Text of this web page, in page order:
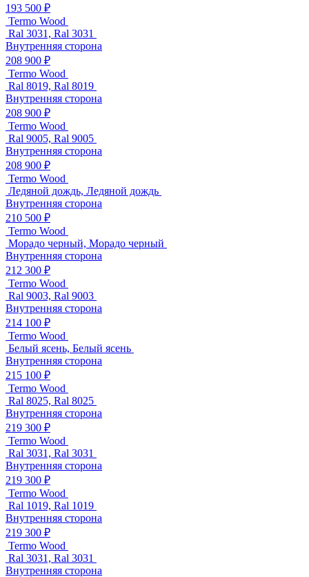
193 500 ₽
Termo Wood
Ral 3031, Ral 3031
Внутренняя сторона
208 900 ₽
Termo Wood
Ral 8019, Ral 8019
Внутренняя сторона
208 900 ₽
Termo Wood
Ral 9005, Ral 9005
Внутренняя сторона
208 900 ₽
Termo Wood
Ледяной дождь, Ледяной дождь
Внутренняя сторона
210 500 ₽
Termo Wood
Морадо черный, Морадо черный
Внутренняя сторона
212 300 ₽
Termo Wood
Ral 9003, Ral 9003
Внутренняя сторона
214 100 ₽
Termo Wood
Белый ясень, Белый ясень
Внутренняя сторона
215 100 ₽
Termo Wood
Ral 8025, Ral 8025
Внутренняя сторона
219 300 ₽
Termo Wood
Ral 3031, Ral 3031
Внутренняя сторона
219 300 ₽
Termo Wood
Ral 1019, Ral 1019
Внутренняя сторона
219 300 ₽
Termo Wood
Ral 3031, Ral 3031
Внутренняя сторона